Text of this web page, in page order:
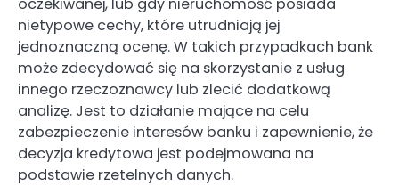
nietypowe cechy, które utrudniają jej
jednoznaczną ocenę. W takich przypadkach bank
może zdecydować się na skorzystanie z usług
innego rzeczoznawcy lub zlecić dodatkową
analizę. Jest to działanie mające na celu
zabezpieczenie interesów banku i zapewnienie, że
decyzja kredytowa jest podejmowana na
podstawie rzetelnych danych.